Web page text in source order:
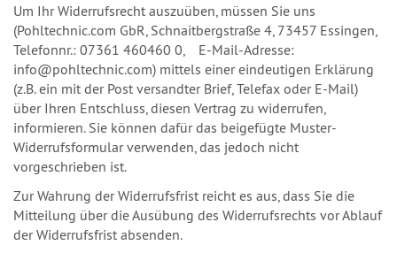
Um Ihr Widerrufsrecht auszuüben, müssen Sie uns
(Pohltechnic.com GbR, Schnaitbergstraße 4, 73457 Essingen,
Telefonnr.: 07361 460460 0, E-Mail-Adresse:
info@pohltechnic.com) mittels einer eindeutigen Erklärung
(z.B. ein mit der Post versandter Brief, Telefax oder E-Mail)
über Ihren Entschluss, diesen Vertrag zu widerrufen,
informieren. Sie können dafür das beigefügte Muster-
Widerrufsformular verwenden, das jedoch nicht
vorgeschrieben ist.
Zur Wahrung der Widerrufsfrist reicht es aus, dass Sie die
Mitteilung über die Ausübung des Widerrufsrechts vor Ablauf
der Widerrufsfrist absenden.